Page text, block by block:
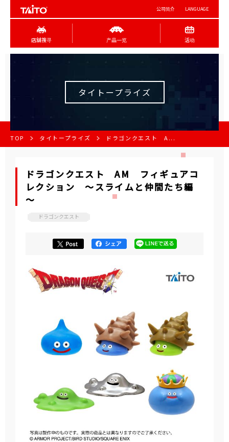
公司简介 LANGUAGE
店舖搜寻 产品一览 活动
タイトープライズ
TOP タイトープライズ ドラゴンクエスト A...
ドラゴンクエスト AM フィギュアコ
レクション ～スライムと仲間たち編
～
ドラゴンクエスト